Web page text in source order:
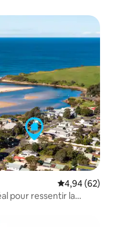
Évaluation
4,94 (62)
pour ressentir la